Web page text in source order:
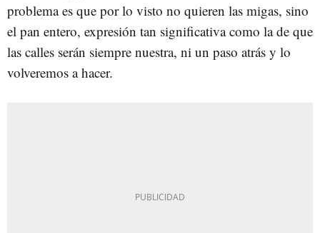
problema es que por lo visto no quieren las migas, sino
el pan entero, expresión tan significativa como la de que
las calles serán siempre nuestra, ni un paso atrás y lo
volveremos a hacer.